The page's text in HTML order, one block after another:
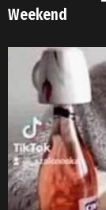
Weekend